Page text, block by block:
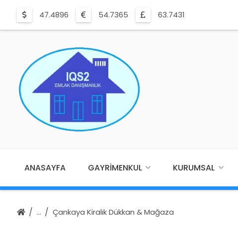
47.4896 54.7365 63.7431
ANASAYFA GAYRIMENKUL KURUMSAL
Çankaya Kiralık Dükkan & Mağaza